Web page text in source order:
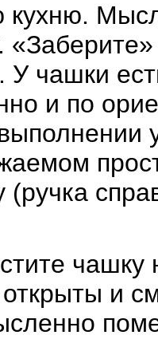
кухню.
У чашки
и по
чашку
и